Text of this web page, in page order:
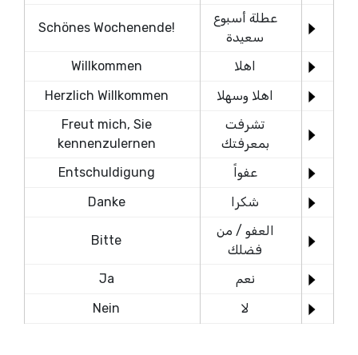
Schönes Wochenende!
عطلة أسبوع
سعيدة
Willkommen
اهلا
Herzlich Willkommen
اهلا وسهلا
Freut mich, Sie
kennenzulernen
تشرفت
بمعرفتك
Entschuldigung
عفواً
Danke
شكرا
Bitte
العفو / من
فضلك
Ja
نعم
Nein
لا